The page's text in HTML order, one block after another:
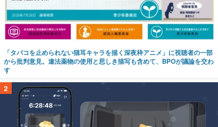
「タバコを止められない猫耳キャラを描く深夜枠アニメ」に視聴者の一部
から批判意見。違法薬物の使用と思しき描写も含めて、BPOが議論を交わ
す
2